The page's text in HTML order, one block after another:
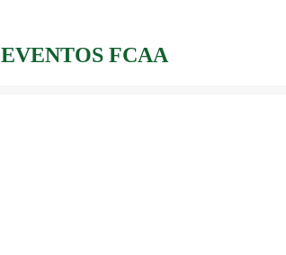
EVENTOS FCAA